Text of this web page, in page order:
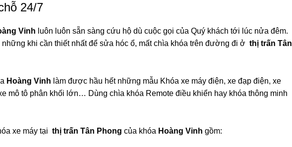
24/7
Vinh luôn luôn sẵn sàng cứu hộ dù cuộc gọi của Quý khách tới lúc nửa đêm.
khi cần thiết nhất để sửa hóc ổ, mất chìa khóa trên đường đi ở thị trấn Tân
Hoàng Vinh làm được hầu hết những mẫu Khóa xe máy điện, xe đạp điện, xe
mô tô phân khối lớn… Dùng chìa khóa Remote điều khiển hay khóa thông minh
xe máy tại thị trấn Tân Phong của khóa Hoàng Vinh gồm: